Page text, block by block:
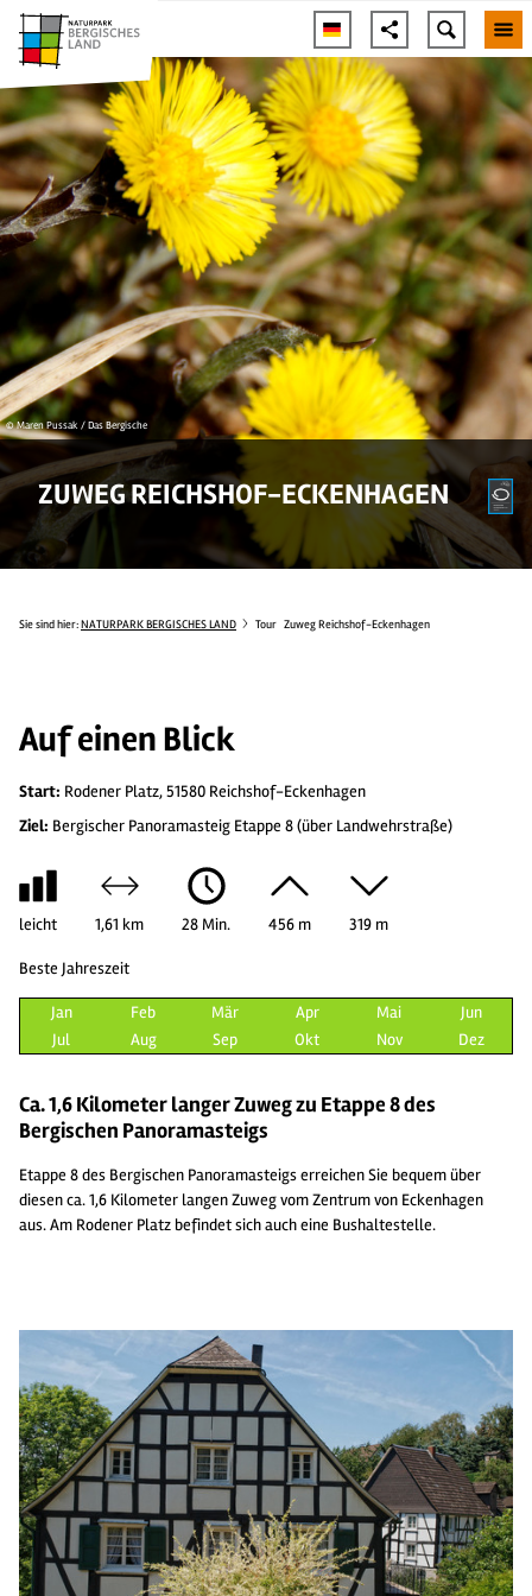
© Maren Pussak / Das Bergische
ZUWEG REICHSHOF-ECKENHAGEN
Sie sind hier:NATURPARK BERGISCHES LAND Tour Zuweg Reichshof-Eckenhagen
Auf einen Blick
Start: Rodener Platz, 51580 Reichshof-Eckenhagen
Ziel: Bergischer Panoramasteig Etappe 8 (über Landwehrstraße)
leicht 1,61 km 28 Min. 456 m 319 m
Beste Jahreszeit
Jan Feb Mär Apr Mai
Jun
Jul
Aug Sep Okt Nov Dez
Ca. 1,6 Kilometer langer Zuweg zu Etappe 8 des
Bergischen Panoramasteigs
Etappe 8 des Bergischen Panoramasteigs erreichen Sie bequem über
diesen ca. 1,6 Kilometer langen Zuweg vom Zentrum von Eckenhagen
aus. Am Rodener Platz befindet sich auch eine Bushaltestelle.